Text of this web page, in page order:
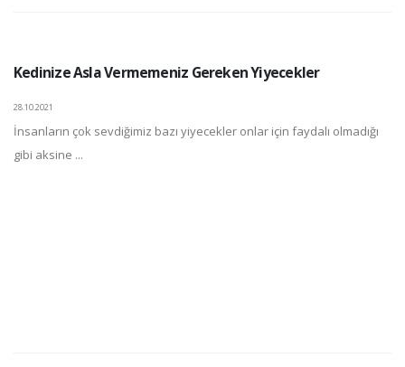
Kedinize Asla Vermemeniz Gereken Yiyecekler
28.10.2021
İnsanların çok sevdiğimiz bazı yiyecekler onlar için faydalı olmadığı
gibi aksine ...